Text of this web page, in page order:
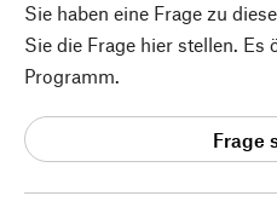
Sie haben eine Frage zu
Sie die Frage hier stellen.
Programm.
Frage